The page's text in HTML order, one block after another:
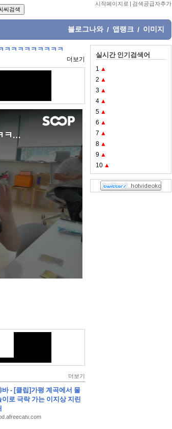
시작페이지로 | 검색공급자추가
블로그나와 / 앱랭크 / 이미지
ㅋㅋㅋㅋㅋㅋㅋㅋㅋ
더보기
더보기
바 - [클립]가평 계곡에서 물
이로 극락 가는 이지상 지린
실시간 인기검색어
1 ▲
2 ▲
3 ▲
4 ▲
5 ▲
6 ▲
7 ▲
8 ▲
9 ▲
10 ▲